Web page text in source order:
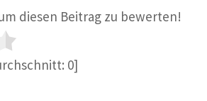
diesen Beitrag zu bewerten!
0]